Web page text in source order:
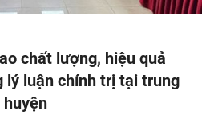
chất lượng, hiệu quả
lý luận chính trị tại trung